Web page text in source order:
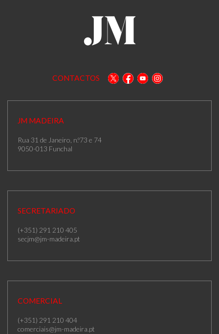
CONTACTOS
JM MADEIRA
Rua 31 de Janeiro, n.º73 e 74
9050-013 Funchal
SECRETARIADO
(+351) 291 210 405
secjm@jm-madeira.pt
COMERCIAL
(+351) 291 210 404
comerciais@jm-madeira.pt